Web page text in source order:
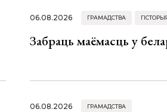
06.08.2026 ГРАМАДСТВА ГІСТОРЫЯ
Забраць маёмасць у
06.08.2026 ГРАМАДСТВА